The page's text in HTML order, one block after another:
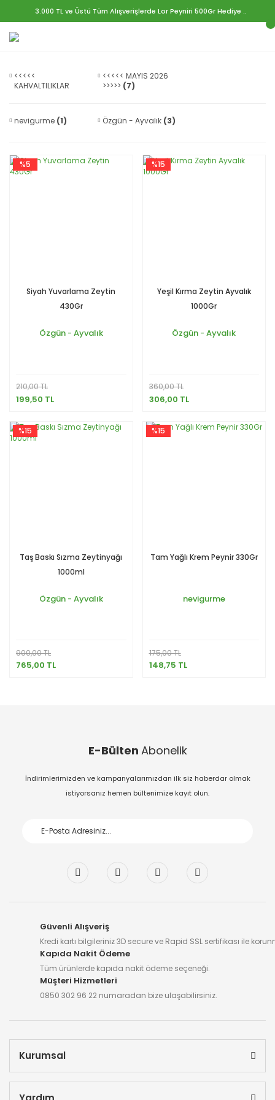
3.000 TL ve Üstü Tüm Alışverişlerde Lor Peyniri 500Gr Hediye ..
<<<<<
KAHVALTILIKLAR
<<<<< MAYIS 2026
>>>>> (7)
nevigurme (1) Özgün - Ayvalık (3)
%5
Siyah Yuvarlama Zeytin
430Gr
Özgün - Ayvalık
199,50 TL
210,00 TL
%15
Yeşil Kırma Zeytin Ayvalık
1000Gr
Özgün - Ayvalık
306,00 TL
360,00 TL
%15
Taş Baskı Sızma Zeytinyağı
1000ml
Özgün - Ayvalık
765,00 TL
900,00 TL
%15
Tam Yağlı Krem Peynir 330Gr
nevigurme
148,75 TL
175,00 TL
E-Bülten Abonelik
İndirimlerimizden ve kampanyalarımızdan ilk siz haberdar olmak
istiyorsanız hemen bültenimize kayıt olun.
Güvenli Alışveriş
Kredi kartı bilgileriniz 3D secure ve Rapid SSL sertifikası ile
Kapıda Nakit Ödeme
Tüm ürünlerde kapıda nakit ödeme seçeneği.
Müşteri Hizmetleri
0850 302 96 22 numaradan bize ulaşabilirsiniz.
Kurumsal